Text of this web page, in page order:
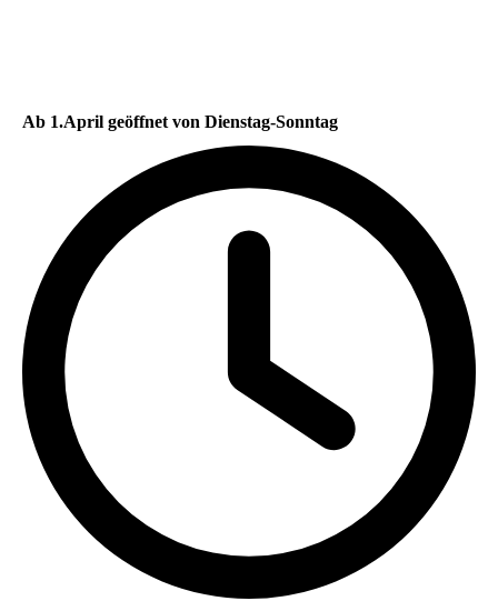
Ab 1.April geöffnet von Dienstag-Sonntag